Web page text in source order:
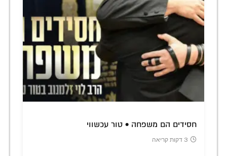
חסידים הם משפחה • טור עכשווי
3 דקות קריאה